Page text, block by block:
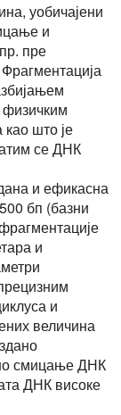
уобичајени
и
пре
физичким
што је
се ДНК
и ефикасна
бп (базни
и
и
величина
смицање ДНК
ДНК високе